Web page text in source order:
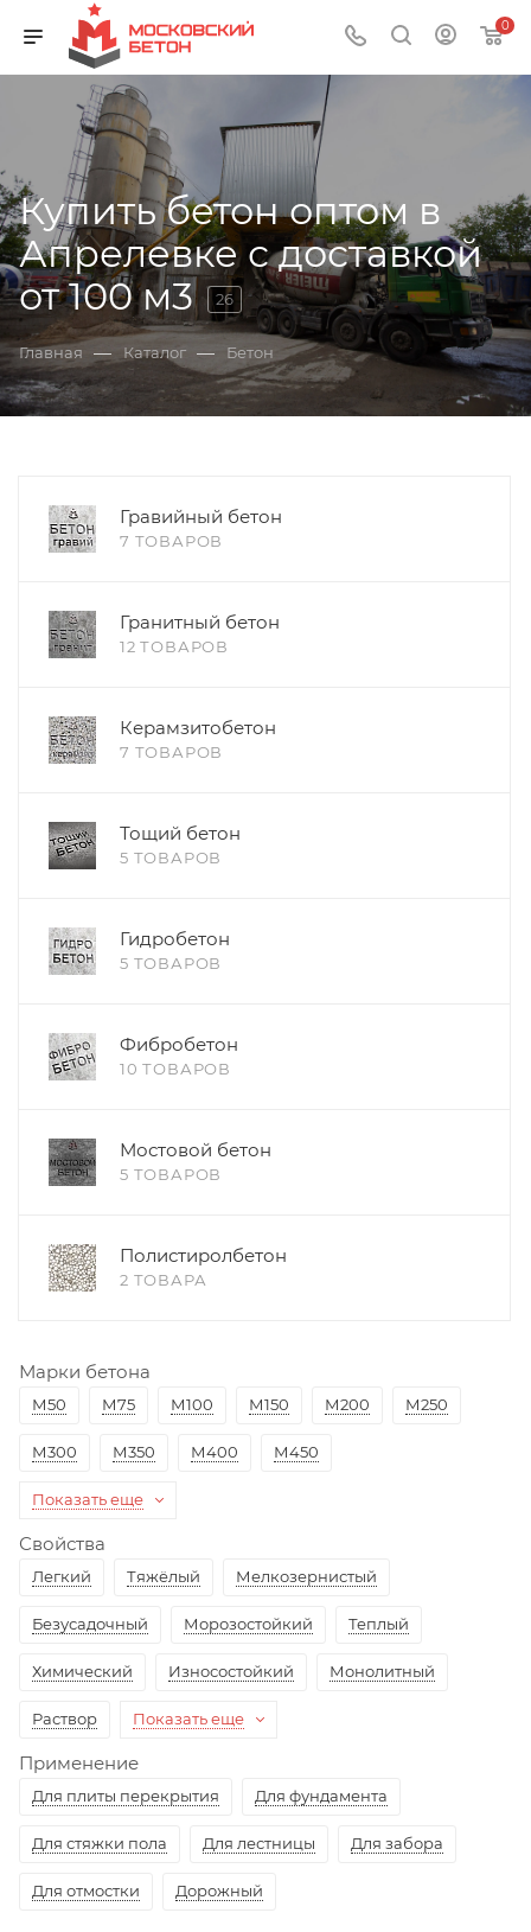
0
Купить бетон оптом в
Апрелевке с доставкой
от 100 м3
26
Главная — Каталог — Бетон
Гравийный бетон
7 ТОВАРОВ
Гранитный бетон
12 ТОВАРОВ
Керамзитобетон
7 ТОВАРОВ
Тощий бетон
5 ТОВАРОВ
Гидробетон
5 ТОВАРОВ
Фибробетон
10 ТОВАРОВ
Мостовой бетон
5 ТОВАРОВ
Полистиролбетон
2 ТОВАРА
Марки бетона
М50 М75 М100 М150 М200 М250
М300 М350 М400 М450
Показать еще
Свойства
Легкий Тяжёлый Мелкозернистый
Безусадочный Морозостойкий Теплый
Химический Износостойкий Монолитный
Раствор Показать еще
Применение
Для плиты перекрытия Для фундамента
Для стяжки пола Для лестницы Для забора
Для отмостки Дорожный